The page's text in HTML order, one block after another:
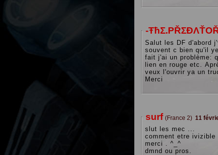
-
Salut les DF d'abord
souvent c bien qu'il
fait j'ai un problème:
lien en rouge etc.
veux l'ouvrir ya un
Merci
surf (France 2) 11
slut les mec ...
comment etre
merci . ^_^
dmnd ou pros.